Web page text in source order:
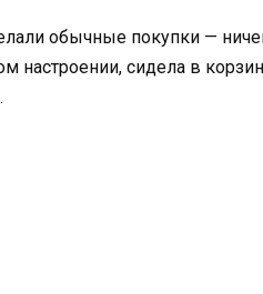
обычные покупки —
настроении, сидела в